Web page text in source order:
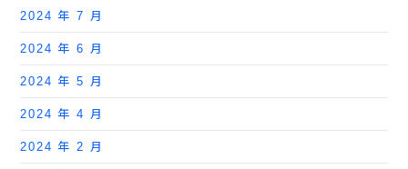
2024 年 7 月
2024 年 6 月
2024 年 5 月
2024 年 4 月
2024 年 2 月